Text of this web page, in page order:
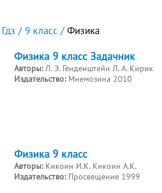
Гдз 9 класс Физика
Физика 9 класс Задачник
Авторы:Л. Э. Генденштейн Л. А. Кирик
Издательство: Мнемозина 2010
Физика 9 класс
Авторы: Кикоин И.К. Кикоин А.К.
Издательство: Просвещение 1999